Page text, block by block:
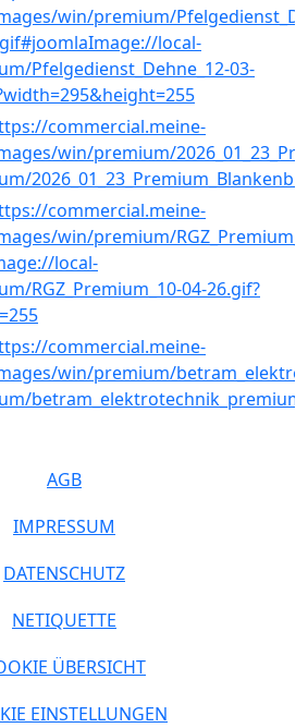
AGB
IMPRESSUM
DATENSCHUTZ
NETIQUETTE
ÜBERSICHT
EINSTELLUNGEN